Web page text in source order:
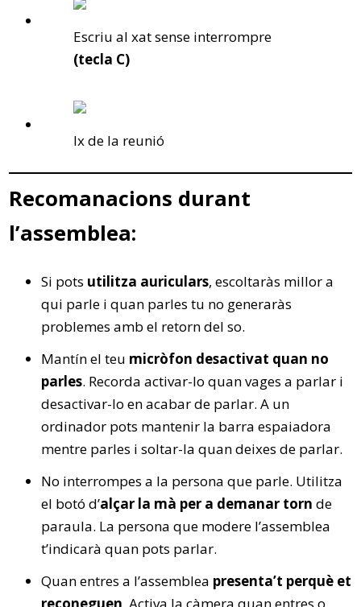
Escriu al xat sense interrompre
(tecla C)
Ix de la reunió
Recomanacions durant
l’assemblea:
Si pots utilitza auriculars, escoltaràs millor a
qui parle i quan parles tu no generaràs
problemes amb el retorn del so.
Mantín el teu micròfon desactivat quan no
parles. Recorda activar-lo quan vages a parlar i
desactivar-lo en acabar de parlar. A un
ordinador pots mantenir la barra espaiadora
mentre parles i soltar-la quan deixes de parlar.
No interrompes a la persona que parle. Utilitza
el botó d’alçar la mà per a demanar torn de
paraula. La persona que modere l’assemblea
t’indicarà quan pots parlar.
Quan entres a l’assemblea presenta’t perquè et
reconeguen . Activa la càmera quan entres o